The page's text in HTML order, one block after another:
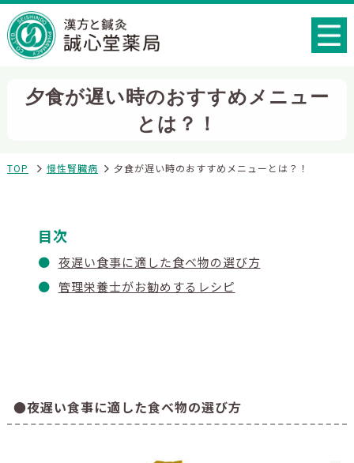
夕食が遅い時のおすすめメニュー
とは？！
TOP 慢性腎臓病 夕食が遅い時のおすすめメニューとは？！
目次
夜遅い食事に適した食べ物の選び方
管理栄養士がお勧めするレシピ
●夜遅い食事に適した食べ物の選び方